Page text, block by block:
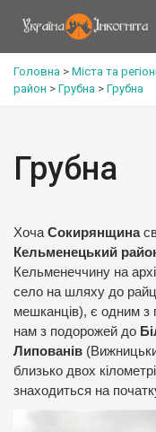
Головна > Міста та
район > Грубна > Грубна
Грубна
Хоча Сокирянщина
Кельменецький
Кельменеччину на
село на шляху до
мешканців), є одним з
нам з подорожей до
Липованів
близько двох
знаходиться на